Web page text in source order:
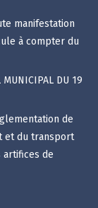
manifestation
à compter du
MUNICIPAL DU 19
de
et du transport
artifices de